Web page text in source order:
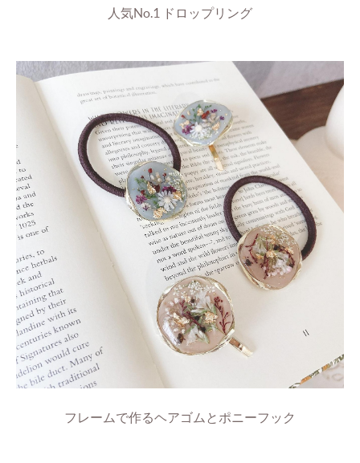
人気No.1 ドロップリング
フレームで作るヘアゴムとポニーフック